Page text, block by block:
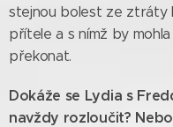
stejnou bolest ze ztráty
přítele a s nímž by
překonat.
Dokáže se Lydia s
navždy rozloučit?